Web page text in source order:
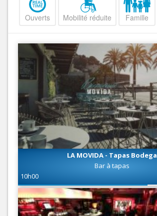
Ouverts Mobilité réduite Famille
LA MOVIDA - Tapas Bodega
Bar à tapas
10h00